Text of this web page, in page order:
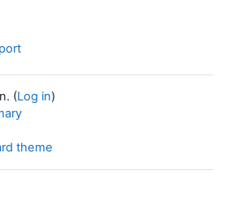
(Log in)
theme